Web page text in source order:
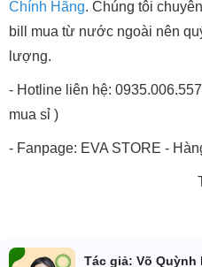
Chính Hãng. Chúng tôi
bill mua từ nước ngoài nên
lượng.
- Hotline liên hệ:
mua sỉ )
- Fanpage: EVA STORE -
Tác giả: Võ Quỳnh